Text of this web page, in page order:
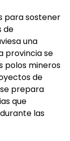
para sostener
de
una
provincia se
polos mineros
de
prepara
que
las